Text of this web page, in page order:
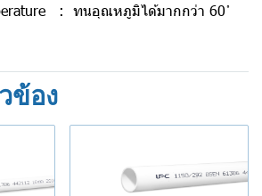
: ทนอุณหภูมิได้มากกว่า 60
ข้อง